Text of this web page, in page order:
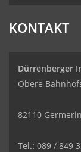
KONTAKT
Dürrenberger
Obere
82110
Tel.: 089 / 849